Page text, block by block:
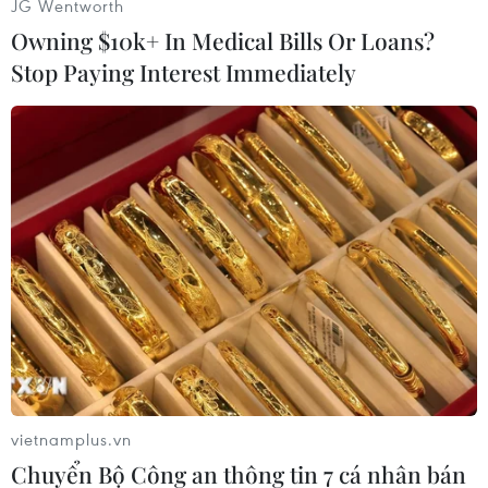
Celedon thuộc Sở Cảnh sát Bakersfield cho biết:
"Hiện tại, tất cả những người khác ở bên trong
tòa nhà đều an toàn"./.
Mỹ: Nổ súng bắt giữ con
tin tại bệnh viện, 1 cảnh
sát thiệt mạng
Nghi phạm mang theo súng ngắn
và dây buộc, đi thẳng đến phòng
chăm sóc đặc biệt của bệnh viện
UPMC Memorial ở thành phố York,
bang Pennsylvania, và bắt các
nhân viên tại đây làm con tin.
(TTXVN/Vietnam+)
JG Wentworth
Owning $10k+ In Medical Bills Or Loans?
Stop Paying Interest Immediately
vietnamplus.vn
Chuyển Bộ Công an thông tin 7 cá nhân bán